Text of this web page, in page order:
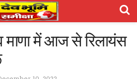
में आज से रिलायंस